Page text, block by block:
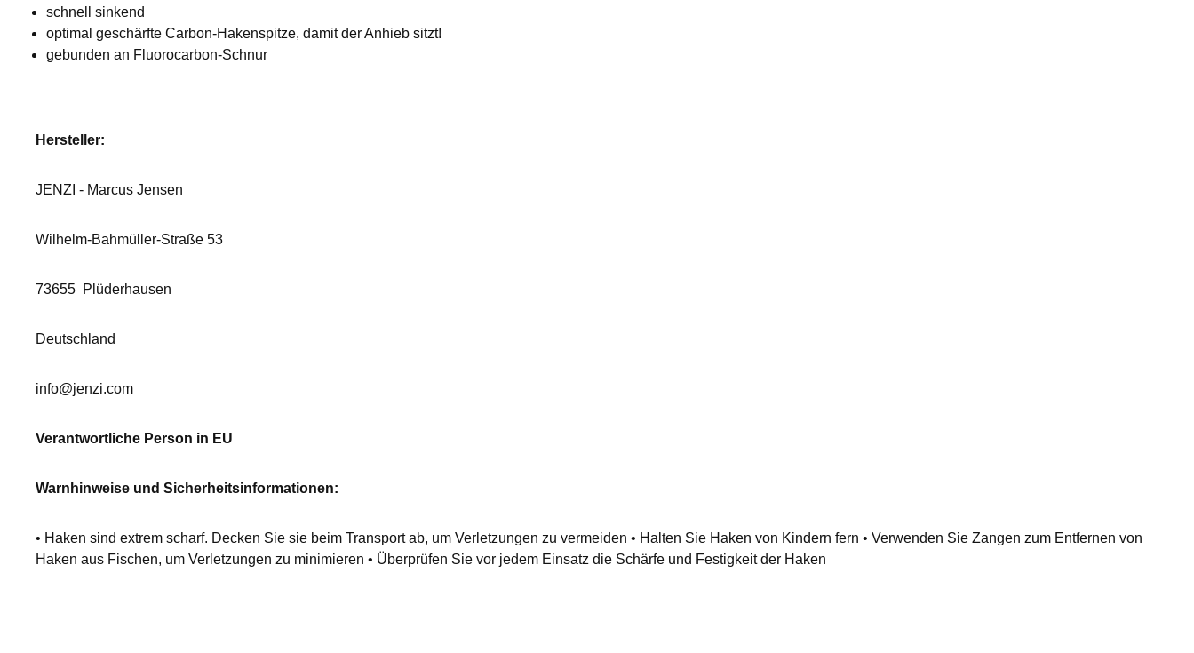
schnell sinkend
optimal geschärfte Carbon-Hakenspitze, damit der Anhieb sitzt!
gebunden an Fluorocarbon-Schnur
Hersteller:
JENZI - Marcus Jensen
Wilhelm-Bahmüller-Straße 53
73655 Plüderhausen
Deutschland
info@jenzi.com
Verantwortliche Person in EU
Warnhinweise und Sicherheitsinformationen:
• Haken sind extrem scharf. Decken Sie sie beim Transport ab, um Verletzungen zu vermeiden • Halten Sie Haken von Kindern fern • Verwenden Sie Zangen zum Entfernen von
Haken aus Fischen, um Verletzungen zu minimieren • Überprüfen Sie vor jedem Einsatz die Schärfe und Festigkeit der Haken